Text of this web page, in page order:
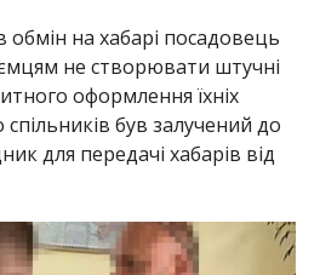
обмін на хабарі посадовець
не створювати штучні
оформлення їхніх
спільників був залучений до
для передачі хабарів від